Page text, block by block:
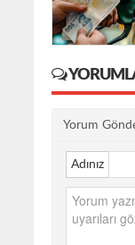
Yorum
Adınız